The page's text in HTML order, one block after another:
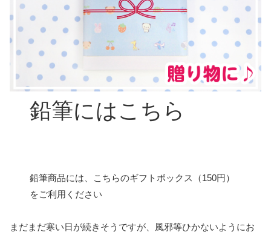
鉛筆にはこちら
鉛筆商品には、こちらのギフトボックス（150円）
をご利用ください
まだまだ寒い日が続きそうですが、風邪等ひかないようにお